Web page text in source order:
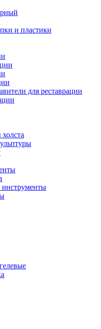
и пластики
для реставрации